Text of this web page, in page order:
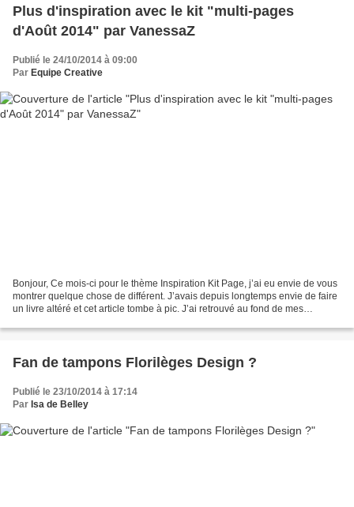
Plus d'inspiration avec le kit "multi-pages
d'Août 2014" par VanessaZ
Publié le 24/10/2014 à 09:00
Par Equipe Creative
Bonjour, Ce mois-ci pour le thème Inspiration Kit Page, j’ai eu envie de vous
montrer quelque chose de différent. J’avais depuis longtemps envie de faire
un livre altéré et cet article tombe à pic. J’ai retrouvé au fond de mes
Fan de tampons Florilèges Design ?
Publié le 23/10/2014 à 17:14
Par Isa de Belley